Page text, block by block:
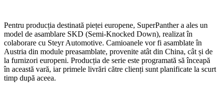
Pentru producția destinată pieței europene, SuperPanther a ales un
model de asamblare SKD (Semi-Knocked Down), realizat în
colaborare cu Steyr Automotive. Camioanele vor fi asamblate în
Austria din module preasamblate, provenite atât din China, cât și de
la furnizori europeni. Producția de serie este programată să înceapă
în această vară, iar primele livrări către clienți sunt planificate la scurt
timp după aceea.